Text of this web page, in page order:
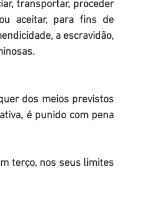
aceitar, para fins de
a escravidão,
é punido com pena